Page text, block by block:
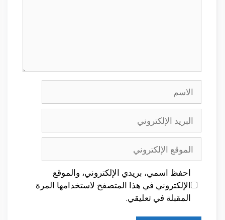
الإلكتروني
الإلكتروني
احفظ اسمي، بريدي الإلكتروني، والموقع
الإلكتروني في هذا المتصفح لاستخدامها المرة
المقبلة في تعليقي.